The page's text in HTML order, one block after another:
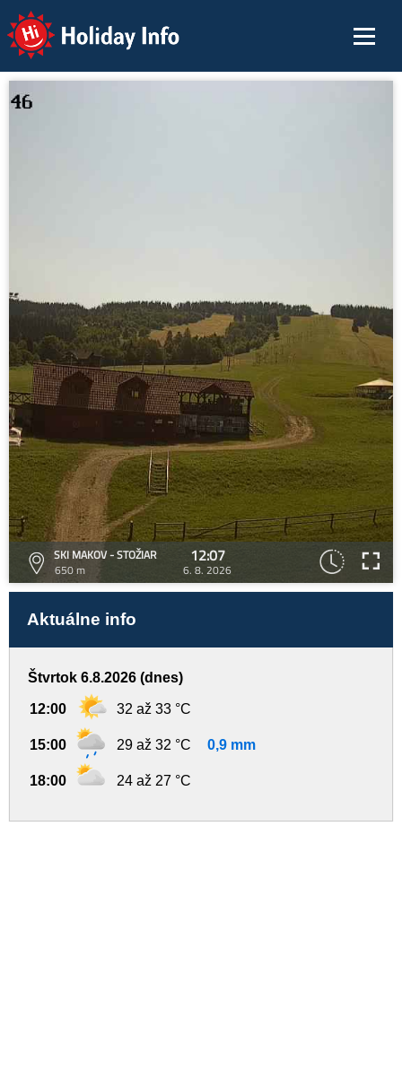
Holiday Info
SKI MAKOV - STOŽIAR
650 m
12:07
6. 8. 2026
Aktuálne info
Štvrtok 6.8.2026 (dnes)
12:00 32 až 33 °C
15:00 29 až 32 °C 0,9 mm
18:00 24 až 27 °C